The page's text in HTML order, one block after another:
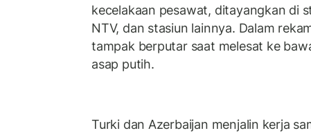
kecelakaan pesawat, ditayangkan di
NTV, dan stasiun lainnya. Dalam
tampak berputar saat melesat ke
asap putih.
Turki dan Azerbaijan menjalin kerja